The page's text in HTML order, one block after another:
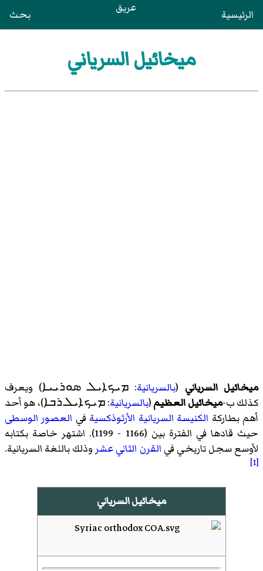
الرئيسية عريق بحث
ميخائيل السرياني
ميخائيل السرياني (بالسريانية:ܡܝܟܐܝܠ ܣܘܪܝܝܐ)‏ ويعرف
كذلك ب-ميخائيل العظيم(بالسريانية:ܡܝܟܐܝܠ ܪܒܐ)‏، هو أحد
أهم بطاركة الكنيسة السريانية الأرثوذكسية في العصور الوسطى
حيث قادها في الفترة بين (1166 - 1199). اشتهر خاصة بكتابه
لأوسع سجل تاريخي في القرن الثاني عشر وذلك باللغة السريانية.
[1]
ميخائيل السرياني